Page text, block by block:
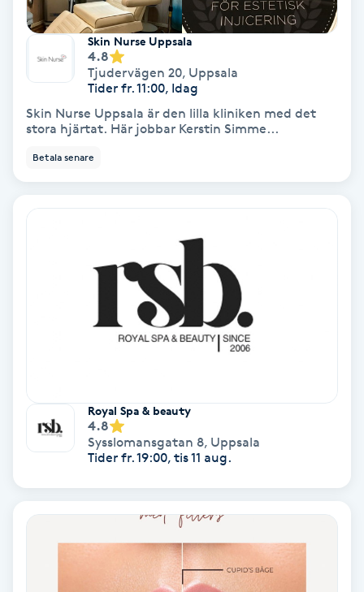
Ombre naglar
Ortobionomi
Ortopedi
Osteopati
Paraffinbehandling
Permanent
Permanent hårborttagning
Personal shopper
Skin Nurse Uppsala
4.8
Tjudervägen 20, Uppsala
Tider fr. 11:00, Idag
Skin Nurse Uppsala är den lilla kliniken med det
stora hjärtat. Här jobbar Kerstin Simme...
Betala senare
Royal Spa & beauty
4.8
Sysslomansgatan 8, Uppsala
Tider fr. 19:00, tis 11 aug.